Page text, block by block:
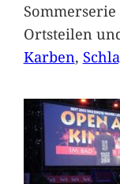
Ortsteilen
Karben,